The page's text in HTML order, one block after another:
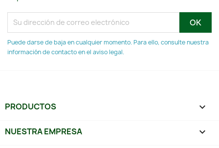
Puede darse de baja en cualquier momento. Para ello, consulte nuestra
información de contacto en el aviso legal.
PRODUCTOS 
NUESTRA EMPRESA 